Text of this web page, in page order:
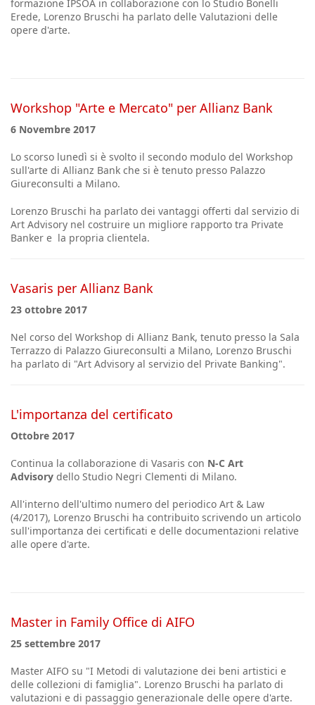
formazione IPSOA in collaborazione con lo Studio Bonelli
Erede, Lorenzo Bruschi ha parlato delle Valutazioni delle
opere d'arte.
Workshop "Arte e Mercato" per Allianz Bank
6 Novembre 2017
Lo scorso lunedì si è svolto il secondo modulo del Workshop
sull'arte di Allianz Bank che si è tenuto presso Palazzo
Giureconsulti a Milano.
Lorenzo Bruschi ha parlato dei vantaggi offerti dal servizio di
Art Advisory nel costruire un migliore rapporto tra Private
Banker e la propria clientela.
Vasaris per Allianz Bank
23 ottobre 2017
Nel corso del Workshop di Allianz Bank, tenuto presso la Sala
Terrazzo di Palazzo Giureconsulti a Milano, Lorenzo Bruschi
ha parlato di "Art Advisory al servizio del Private Banking".
L'importanza del certificato
Ottobre 2017
Continua la collaborazione di Vasaris con N-C Art
Advisory dello Studio Negri Clementi di Milano.
All'interno dell'ultimo numero del periodico Art & Law
(4/2017), Lorenzo Bruschi ha contribuito scrivendo un articolo
sull'importanza dei certificati e delle documentazioni relative
alle opere d'arte.
Master in Family Office di AIFO
25 settembre 2017
Master AIFO su "I Metodi di valutazione dei beni artistici e
delle collezioni di famiglia". Lorenzo Bruschi ha parlato di
valutazioni e di passaggio generazionale delle opere d'arte.